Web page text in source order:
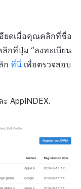
ยดเมื่อคุณคลิกที่ชื่อ
ลิกที่ปุ่ม “ลงทะเบียน
ก ที่นี่ เพื่อตรวจสอบ
AppINDEX.